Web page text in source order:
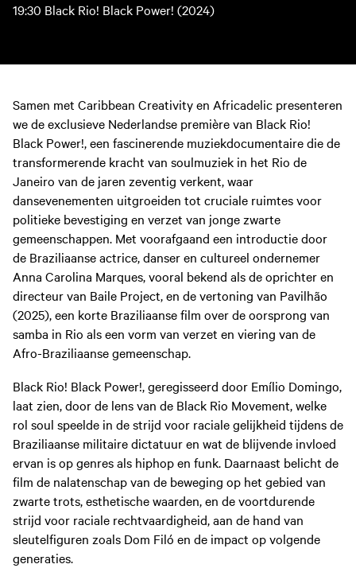
19:30 Black Rio! Black Power! (2024)
Samen met Caribbean Creativity en Africadelic presenteren
we de exclusieve Nederlandse première van Black Rio!
Black Power!, een fascinerende muziekdocumentaire die de
transformerende kracht van soulmuziek in het Rio de
Janeiro van de jaren zeventig verkent, waar
dansevenementen uitgroeiden tot cruciale ruimtes voor
politieke bevestiging en verzet van jonge zwarte
gemeenschappen. Met voorafgaand een introductie door
de Braziliaanse actrice, danser en cultureel ondernemer
Anna Carolina Marques, vooral bekend als de oprichter en
directeur van Baile Project, en de vertoning van Pavilhão
(2025), een korte Braziliaanse film over de oorsprong van
samba in Rio als een vorm van verzet en viering van de
Afro-Braziliaanse gemeenschap.
Black Rio! Black Power!, geregisseerd door Emílio Domingo,
laat zien, door de lens van de Black Rio Movement, welke
rol soul speelde in de strijd voor raciale gelijkheid tijdens de
Braziliaanse militaire dictatuur en wat de blijvende invloed
ervan is op genres als hiphop en funk. Daarnaast belicht de
film de nalatenschap van de beweging op het gebied van
zwarte trots, esthetische waarden, en de voortdurende
strijd voor raciale rechtvaardigheid, aan de hand van
sleutelfiguren zoals Dom Filó en de impact op volgende
generaties.